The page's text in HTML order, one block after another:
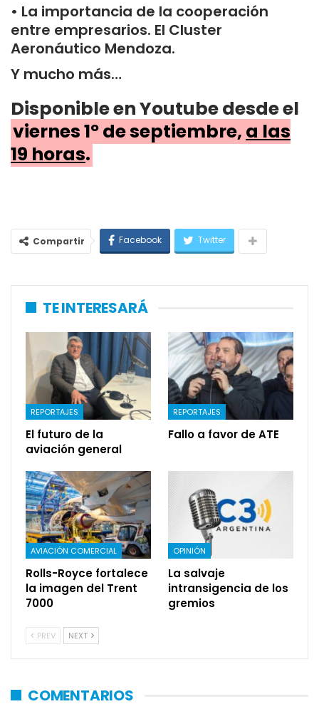
• La importancia de la cooperación
entre empresarios. El Cluster
Aeronáutico Mendoza.
Y mucho más…
Disponible en Youtube desde el
viernes 1º de septiembre, a las
19 horas.
Compartir Facebook Twitter
TE INTERESARÁ
REPORTAJES
El futuro de la
aviación general
REPORTAJES
Fallo a favor de ATE
AVIACIÓN COMERCIAL
Rolls-Royce fortalece
la imagen del Trent
7000
OPINIÓN
La salvaje
intransigencia de los
gremios
PREV NEXT
COMENTARIOS